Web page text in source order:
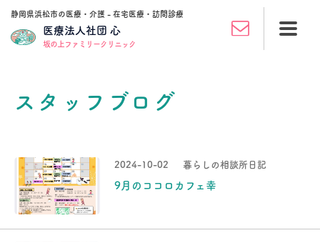
静岡県浜松市の医療・介護 - 在宅医療・訪問診療
医療法人社団 心
坂の上ファミリークリニック
スタッフブログ
2024-10-02 暮らしの相談所日記
9月のココロカフェ幸